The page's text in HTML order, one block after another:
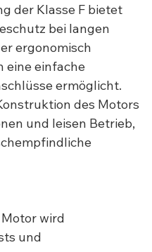
der Klasse F bietet
bei langen
ergonomisch
eine einfache
ermöglicht.
des Motors
und leisen Betrieb,
wird
und